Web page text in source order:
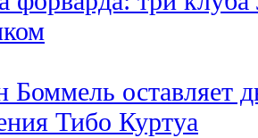
Боммель оставляет
Тибо Куртуа